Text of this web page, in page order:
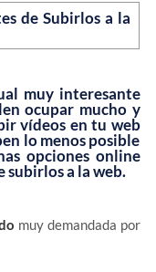
muy interesante
ocupar mucho y
vídeos en tu web
lo menos posible
opciones online
subirlos a la web.
muy demandada por